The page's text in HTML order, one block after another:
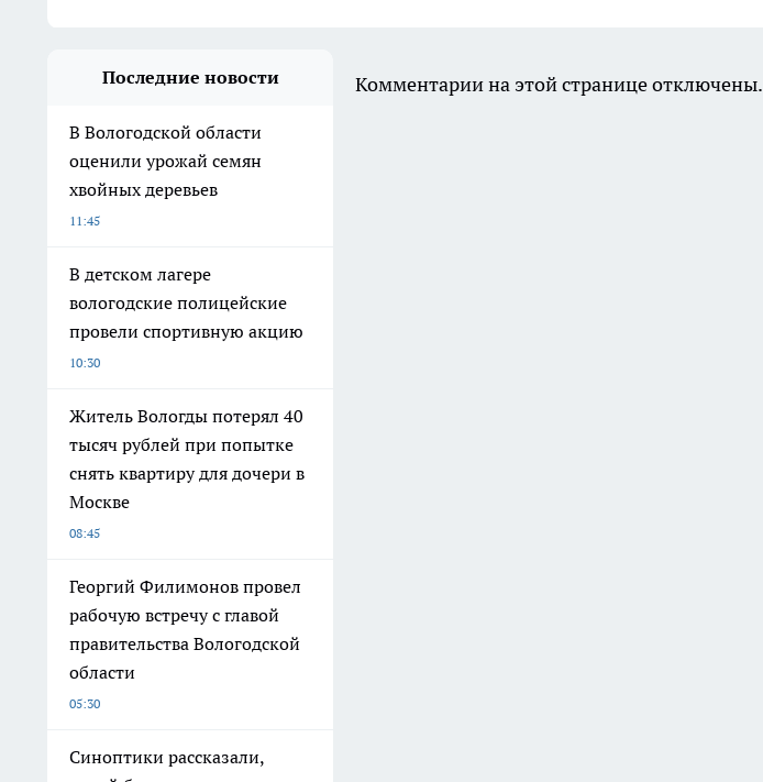
Последние новости
В Вологодской области
оценили урожай семян
хвойных деревьев
11:45
В детском лагере
вологодские полицейские
провели спортивную акцию
10:30
Житель Вологды потерял 40
тысяч рублей при попытке
снять квартиру для дочери в
Москве
08:45
Георгий Филимонов провел
рабочую встречу с главой
правительства Вологодской
области
05:30
Синоптики рассказали,
Комментарии на этой странице отключены.